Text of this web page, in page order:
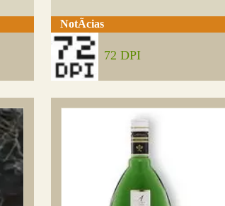
NotÃ­cias
72 DPI